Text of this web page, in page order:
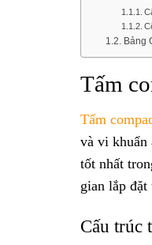
Bảng
Tấm
Tấm
và vi khuẩn
tốt nhất
gian lắp đặt
Cấu trúc